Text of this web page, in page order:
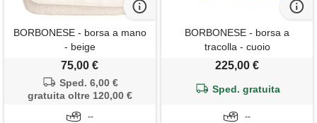
BORBONESE - borsa a mano
- beige
75,00 €
Sped. 6,00 €
gratuita oltre 120,00 €
--
BORBONESE - borsa a
tracolla - cuoio
225,00 €
Sped. gratuita
--